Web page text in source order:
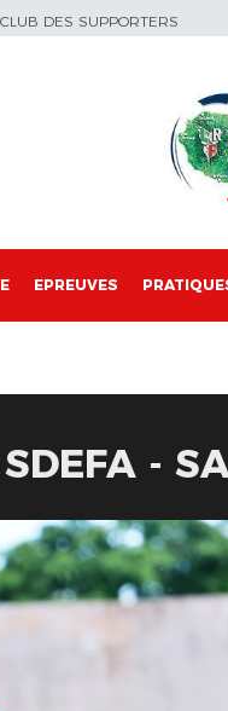
CLUB DES SUPPORTERS
EPREUVES
-